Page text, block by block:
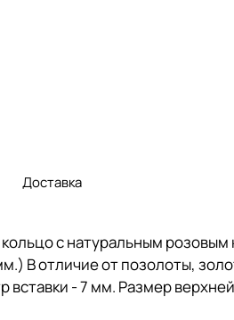
Доставка
с натуральным
В отличие от позолоты,
- 7 мм. Размер